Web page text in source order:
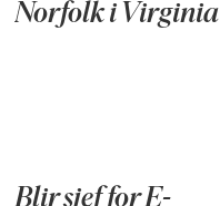
Norfolk i Virginia